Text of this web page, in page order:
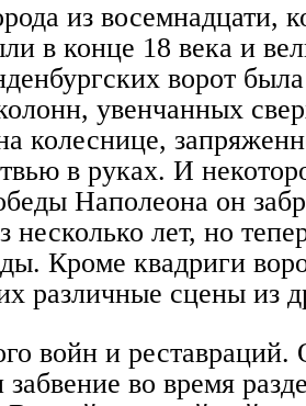
из восемнадцати,
в конце 18 века и
ворот
увенчанных
колеснице,
в руках. И
Наполеона он
несколько лет, но
Кроме квадриги
различные сцены из
войн и
во время